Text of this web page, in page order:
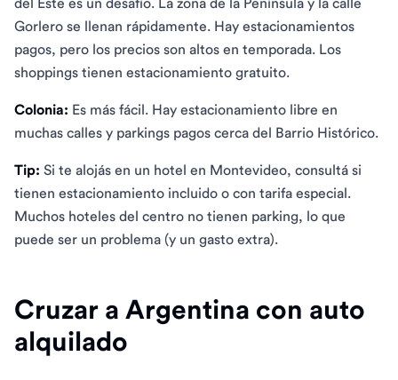
Gorlero se llenan rápidamente. Hay estacionamientos
pagos, pero los precios son altos en temporada. Los
shoppings tienen estacionamiento gratuito.
Colonia: Es más fácil. Hay estacionamiento libre en
muchas calles y parkings pagos cerca del Barrio Histórico.
Tip: Si te alojás en un hotel en Montevideo, consultá si
tienen estacionamiento incluido o con tarifa especial.
Muchos hoteles del centro no tienen parking, lo que
puede ser un problema (y un gasto extra).
Cruzar a Argentina con auto
alquilado